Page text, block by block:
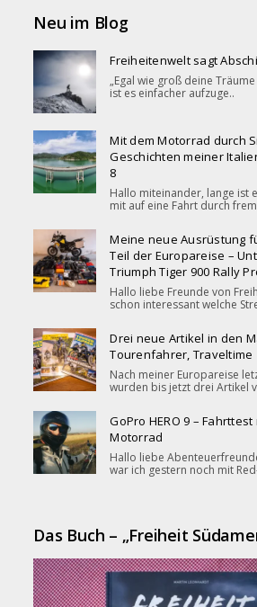
Neu im Blog
Freiheitenwelt sagt
„Egal wie groß deine
ist es einfacher aufzuge..
Mit dem Motorrad durch
Geschichten meiner
8
Hallo miteinander, lange ist
mit auf eine Fahrt durch
Meine neue Ausrüstung
Teil der Europareise –
Triumph Tiger 900 Rally
Hallo liebe Freunde von
schon interessant welche
Drei neue Artikel in den
Tourenfahrer, Traveltime
Nach meiner Europareise
wurden bis jetzt drei Artikel
GoPro HERO 9 – Fahrttest
Motorrad
Hallo liebe
war ich gestern noch mit
Das Buch – „Freiheit